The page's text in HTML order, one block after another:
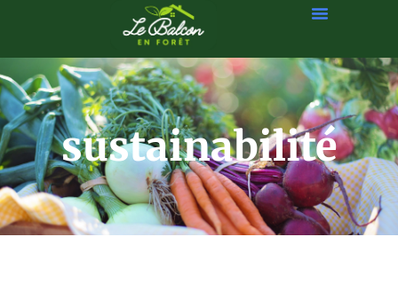
sustainabilité